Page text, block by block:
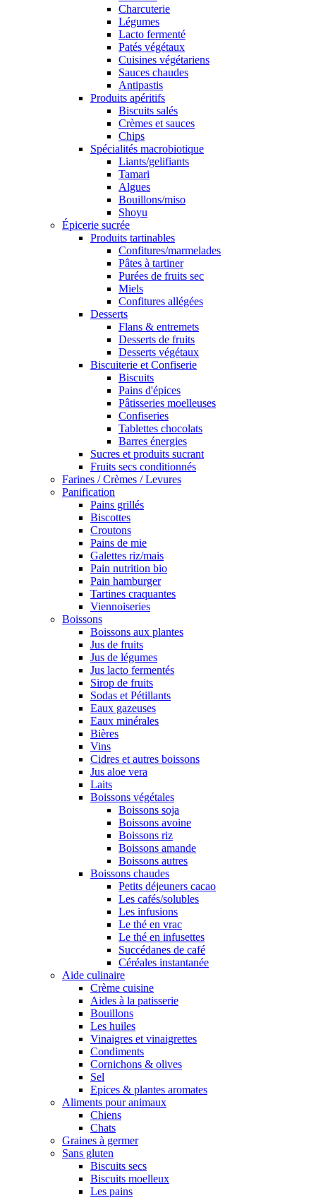
Charcuterie
Légumes
Lacto fermenté
Patés végétaux
Cuisines végétariens
Sauces chaudes
Antipastis
Produits apéritifs
Biscuits salés
Crèmes et sauces
Chips
Spécialités macrobiotique
Liants/gelifiants
Tamari
Algues
Bouillons/miso
Shoyu
Épicerie sucrée
Produits tartinables
Confitures/marmelades
Pâtes à tartiner
Purées de fruits sec
Miels
Confitures allégées
Desserts
Flans & entremets
Desserts de fruits
Desserts végétaux
Biscuiterie et Confiserie
Biscuits
Pains d'épices
Pâtisseries moelleuses
Confiseries
Tablettes chocolats
Barres énergies
Sucres et produits sucrant
Fruits secs conditionnés
Farines / Crèmes / Levures
Panification
Pains grillés
Biscottes
Croutons
Pains de mie
Galettes riz/mais
Pain nutrition bio
Pain hamburger
Tartines craquantes
Viennoiseries
Boissons
Boissons aux plantes
Jus de fruits
Jus de légumes
Jus lacto fermentés
Sirop de fruits
Sodas et Pétillants
Eaux gazeuses
Eaux minérales
Bières
Vins
Cidres et autres boissons
Jus aloe vera
Laits
Boissons végétales
Boissons soja
Boissons avoine
Boissons riz
Boissons amande
Boissons autres
Boissons chaudes
Petits déjeuners cacao
Les cafés/solubles
Les infusions
Le thé en vrac
Le thé en infusettes
Succédanes de café
Céréales instantanée
Aide culinaire
Crème cuisine
Aides à la patisserie
Bouillons
Les huiles
Vinaigres et vinaigrettes
Condiments
Cornichons & olives
Sel
Epices & plantes aromates
Aliments pour animaux
Chiens
Chats
Graines à germer
Sans gluten
Biscuits secs
Biscuits moelleux
Les pains